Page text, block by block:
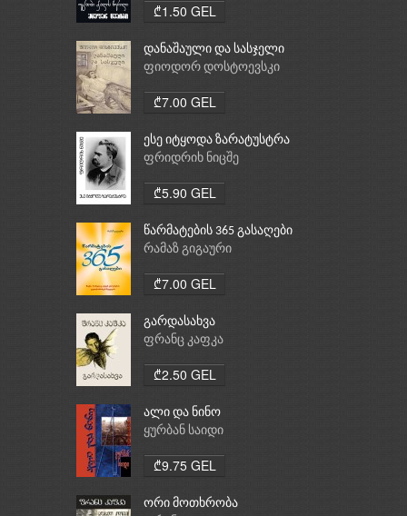
₾1.50 GEL
დანაშაული და სასჯელი
ფიოდორ დოსტოევსკი
₾7.00 GEL
ესე იტყოდა ზარატუსტრა
ფრიდრიხ ნიცშე
₾5.90 GEL
წარმატების 365 გასაღები
რამაზ გიგაური
₾7.00 GEL
გარდასახვა
ფრანც კაფკა
₾2.50 GEL
ალი და ნინო
ყურბან საიდი
₾9.75 GEL
ორი მოთხრობა